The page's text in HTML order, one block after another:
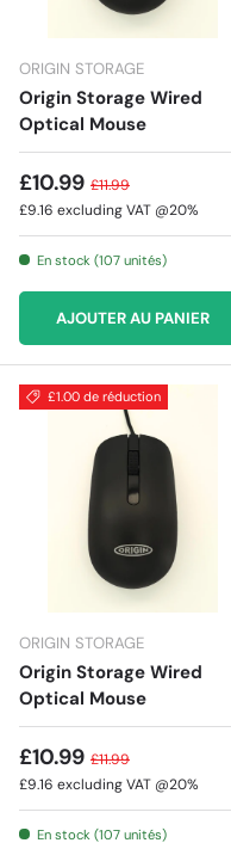
ORIGIN STORAGE
Origin Storage Wired
Optical Mouse
£10.99 £11.99
£9.16 excluding VAT @20%
En stock (107 unités)
AJOUTER AU PANIER
£1.00 de réduction
ORIGIN STORAGE
Origin Storage Wired
Optical Mouse
£10.99 £11.99
£9.16 excluding VAT @20%
En stock (107 unités)